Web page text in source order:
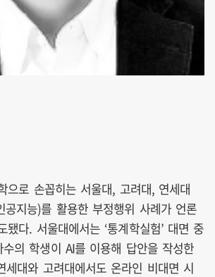
으로 손꼽히는 서울대, 고려대, 연세대
공지능)를 활용한 부정행위 사례가 언론
됐다. 서울대에서는 ‘통계학실험’ 대면 중
의 학생이 AI를 이용해 답안을 작성한
세대와 고려대에서도 온라인 비대면 시